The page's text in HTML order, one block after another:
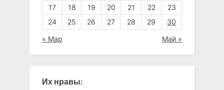
17
18 19 20 21 22
23
24
25 26 27 28 29 30
« Мар Май »
Их нравы: